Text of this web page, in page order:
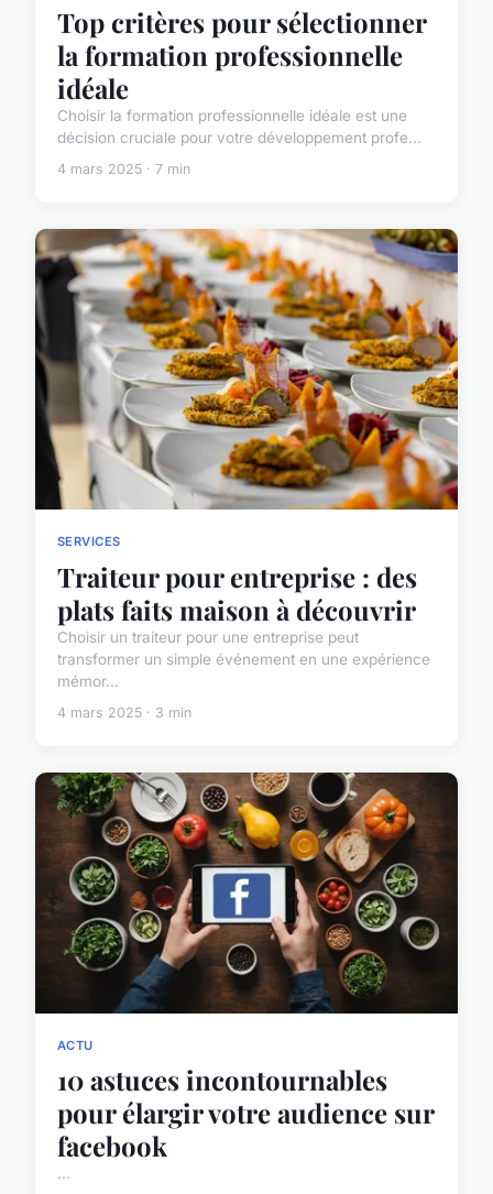
Top critères pour sélectionner
la formation professionnelle
idéale
Choisir la formation professionnelle idéale est une
décision cruciale pour votre développement profe...
4 mars 2025 · 7 min
SERVICES
Traiteur pour entreprise : des
plats faits maison à découvrir
Choisir un traiteur pour une entreprise peut
transformer un simple événement en une expérience
mémor...
4 mars 2025 · 3 min
ACTU
10 astuces incontournables
pour élargir votre audience sur
facebook
...